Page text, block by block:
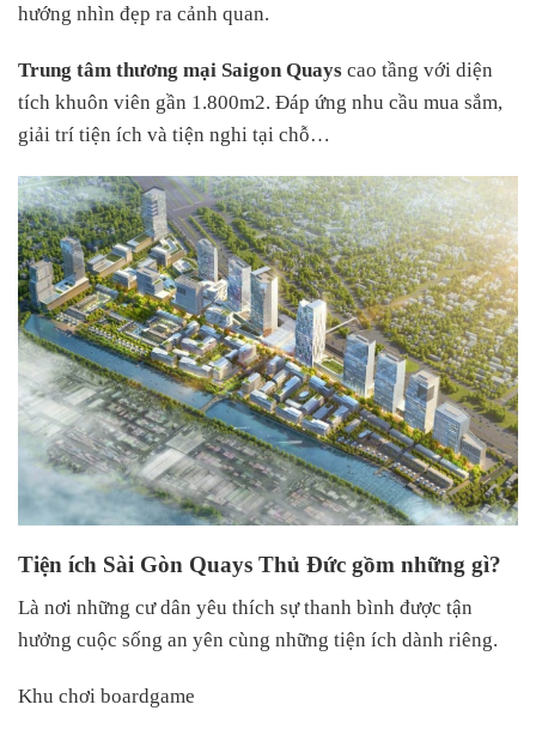
hướng nhìn đẹp ra cảnh quan.
Trung tâm thương mại Saigon Quays cao tầng với diện
tích khuôn viên gần 1.800m2. Đáp ứng nhu cầu mua sắm,
giải trí tiện ích và tiện nghi tại chỗ…
Tiện ích Sài Gòn Quays Thủ Đức gồm những gì?
Là nơi những cư dân yêu thích sự thanh bình được tận
hưởng cuộc sống an yên cùng những tiện ích dành riêng.
Khu chơi boardgame